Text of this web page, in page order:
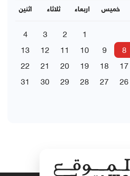
اثنين ثلاثاء اربعاء خميس
1
2
3
4
8
9
10
11
12
13
17
18
19
20
21
22
26
27
28
29
30
31